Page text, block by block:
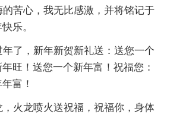
的苦心，我无比感激，并将铭记于
乐。
了，新年新贺新礼送：送您一个
旺！送您一个新年富！祝福您：
富！
，火龙喷火送祝福，祝福你，身体